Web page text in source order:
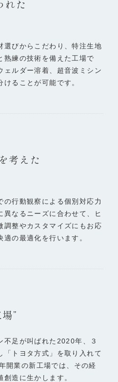
れた
選びからこだわり、特注生地
熟練の技術を備えた工場で
ェルダー溶着、超音波ミシン
ることが可能です。
考えた
の行動観察による個別対応力
異なるニーズに合わせて、ヒ
調整やカスタマイズにもお応
の最適化を行います。
”
不足が叫ばれた2020年、３
「トヨタ方式」を取り入れて
開業の新工場では、その経
造に生かします。